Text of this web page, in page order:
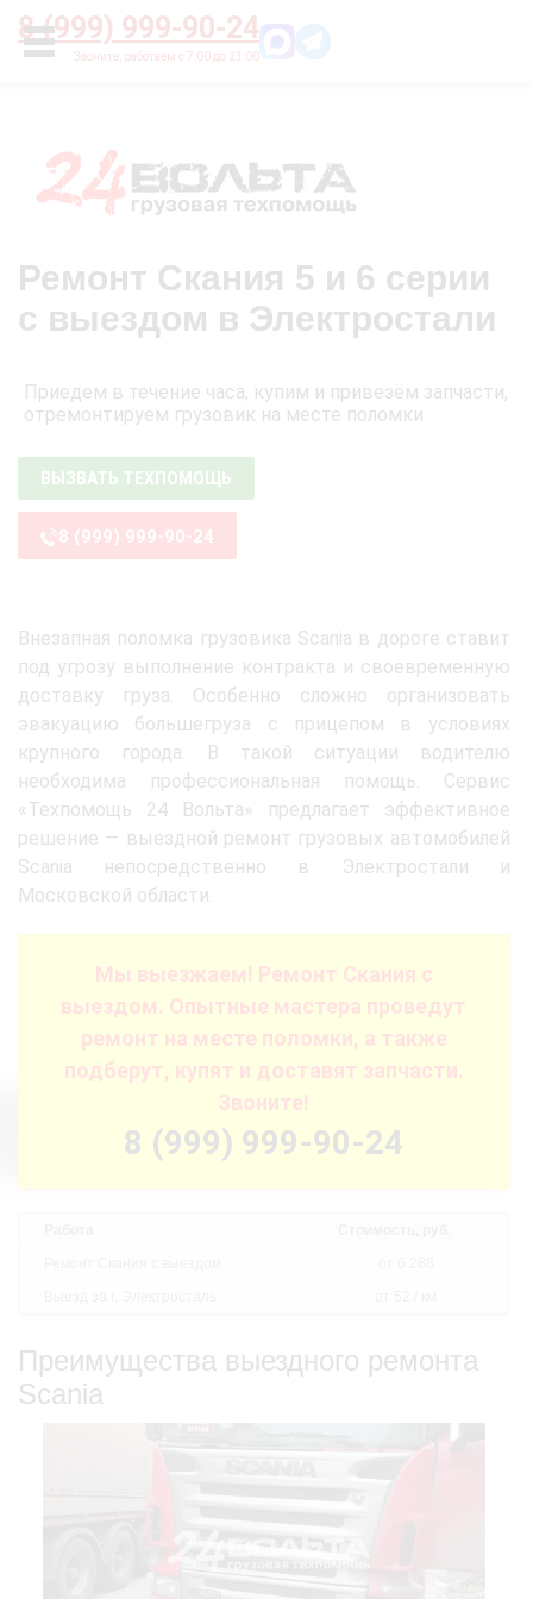
8 (999) 999-90-24
УСЛУГИ
Главная О нас Цены
Ремонт Скания 5 и 6 серии
с выездом в Электростали
Приедем в течение часа, купим и привезём запчасти,
отремонтируем грузовик на месте поломки
ВЫЗВАТЬ ТЕХПОМОЩЬ
8 (999) 999-90-24
Внезапная поломка грузовика Scania в дороге ставит
под угрозу выполнение контракта и своевременную
доставку груза. Особенно сложно организовать
эвакуацию большегруза с прицепом в условиях
крупного города. В такой ситуации водителю
необходима профессиональная помощь. Сервис
«Техпомощь 24 Вольта» предлагает эффективное
решение — выездной ремонт грузовых автомобилей
Scania непосредственно в Электростали и
Московской области.
Мы выезжаем! Ремонт Скания с
выездом. Опытные мастера проведут
ремонт на месте поломки, а также
подберут, купят и доставят запчасти.
Звоните!
8 (999) 999-90-24
Преимущества выездного ремонта
Scania